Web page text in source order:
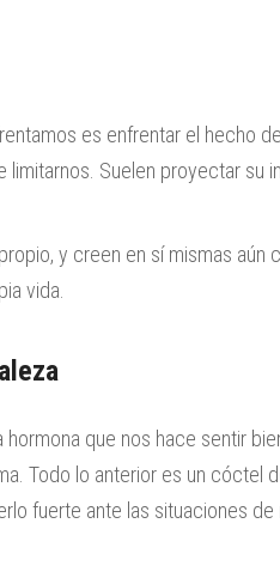
es enfrentar el hecho
Suelen proyectar su
y creen en sí mismas aún
vida.
que nos hace sentir
Todo lo anterior es un cóctel
fuerte ante las situaciones de